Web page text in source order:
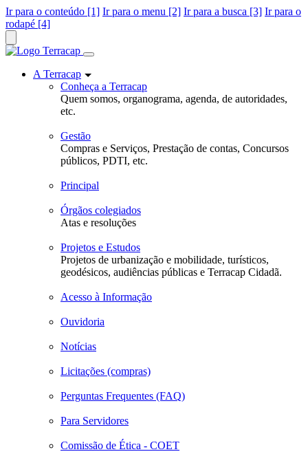
Ir para o conteúdo [1] Ir para o menu [2] Ir para a busca [3] Ir para o
rodapé [4]
A Terracap
Conheça a Terracap
Quem somos, organograma, agenda, de autoridades,
etc.
Gestão
Compras e Serviços, Prestação de contas, Concursos
públicos, PDTI, etc.
Principal
Órgãos colegiados
Atas e resoluções
Projetos e Estudos
Projetos de urbanização e mobilidade, turísticos,
geodésicos, audiências públicas e Terracap Cidadã.
Acesso à Informação
Ouvidoria
Notícias
Licitações (compras)
Perguntas Frequentes (FAQ)
Para Servidores
Comissão de Ética - COET